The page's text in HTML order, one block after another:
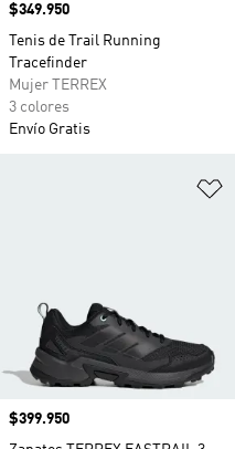
Precio
$349.950
Tenis de Trail Running
Tracefinder
Mujer TERREX
3 colores
Envío Gratis
Precio
$399.950